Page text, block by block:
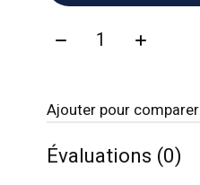
Quantité:
Ajouter pour comparer
Évaluations (0)